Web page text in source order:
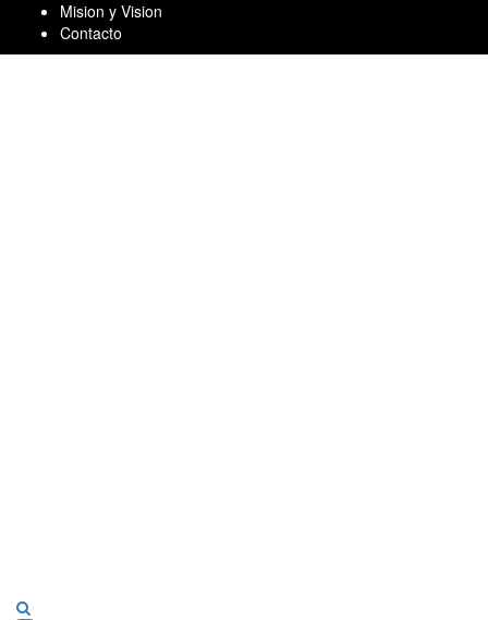
content
Mision y Vision
Contacto